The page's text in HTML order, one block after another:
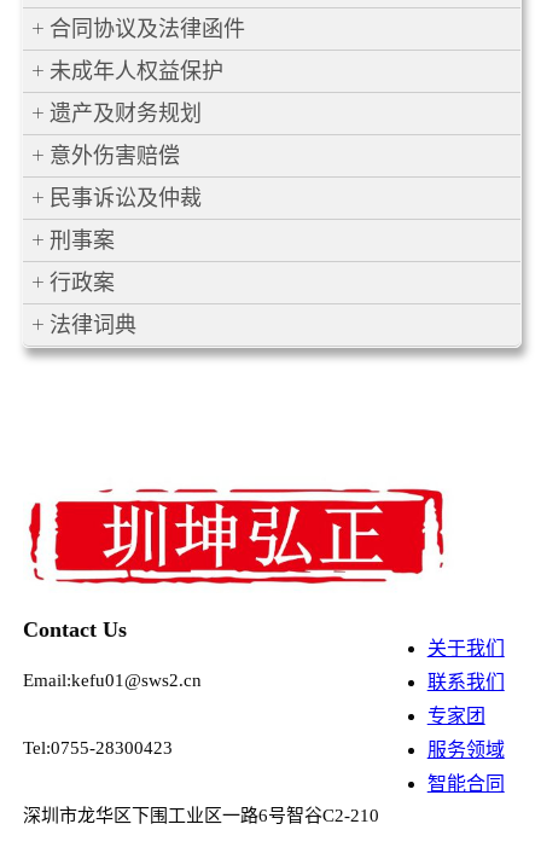
合同协议及法律函件
未成年人权益保护
遗产及财务规划
意外伤害赔偿
民事诉讼及仲裁
刑事案
行政案
法律词典
Contact Us
Email:kefu01@sws2.cn
Tel:0755-28300423
深圳市龙华区下围工业区一路6号智谷C2-210
关于我们
联系我们
专家团
服务领域
智能合同